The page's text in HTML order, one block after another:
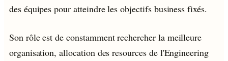
des équipes pour atteindre les objectifs business fixés.
Son rôle est de constamment rechercher la meilleure
organisation, allocation des resources de l'Engineering